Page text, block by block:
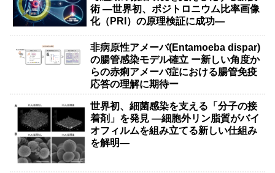
術 ―世界初、ポジトロニウム比率画像
化（PRI）の原理検証に成功―
非病原性アメーバ(Entamoeba dispar)
の腸管感染モデル確立 ー新しい角度か
らの赤痢アメーバ症における腸管免疫
応答の理解に期待ー
世界初、細菌感染を支える「分子の接
着剤」を発見 ―細胞外リン脂質がバイ
オフィルムを組み立てる新しい仕組み
を解明―